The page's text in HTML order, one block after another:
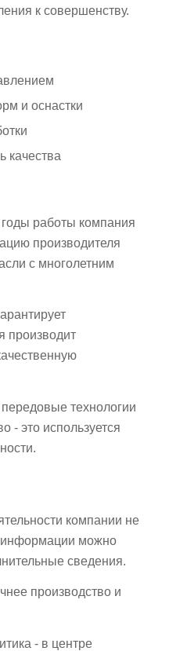
к совершенству.
и оснастки
качества
работы компания
производителя
с многолетним
производит
технологии
- это используется
компании не
информации можно
сведения.
производство и
- в центре